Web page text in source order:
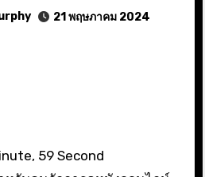
21 พฤษภาคม 2024
59 Second